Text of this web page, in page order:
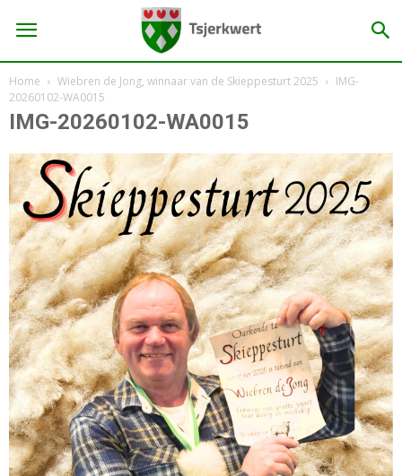
Home Wiebren de Jong, winnaar van de Skieppesturt 2025
IMG-
20260102-WA0015
IMG-20260102-WA0015